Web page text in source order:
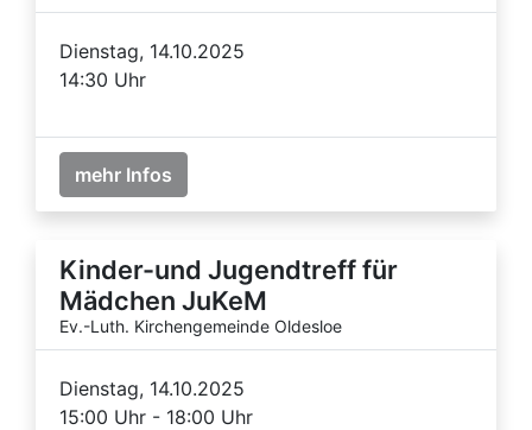
Dienstag, 14.10.2025
14:30 Uhr
mehr Infos
Kinder-und Jugendtreff für
Mädchen JuKeM
Ev.-Luth. Kirchengemeinde Oldesloe
Dienstag, 14.10.2025
15:00 Uhr - 18:00 Uhr